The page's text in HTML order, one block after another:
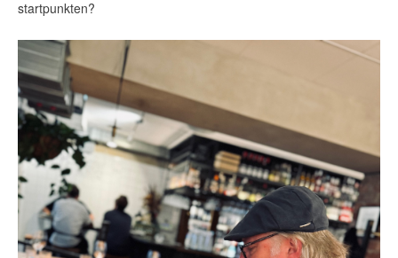
startpunkten?